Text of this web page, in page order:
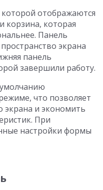
отображаются
корзина, которая
Панель
экрана
панель
завершили работу.
что позволяет
экрана и экономить
При
настройки формы